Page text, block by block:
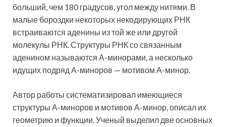
больший, чем 180 градусов, угол между нитями. В
малые бороздки некоторых некодирующих РНК
встраиваются аденины из той же или другой
молекулы РНК. Структуры РНК со связанным
аденином называются А-минорами, а несколько
идущих подряд А-миноров — мотивом А-минор.
Автор работы систематизировал имеющиеся
структуры А-миноров и мотивов А-минор, описал их
геометрию и функции. Ученый выделил две основных